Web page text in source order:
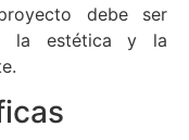
debe ser
la estética y la